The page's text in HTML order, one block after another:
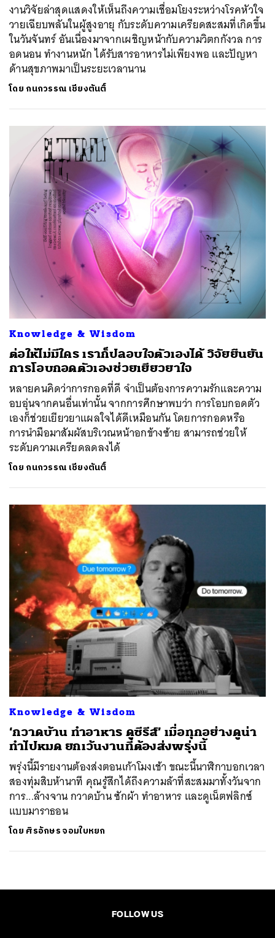
งานวิจัยล่าสุดแสดงให้เห็นถึงความเชื่อมโยงระหว่างโรคหัวใจ
วายเฉียบพลันในผู้สูงอายุ กับระดับความเครียดสะสมที่เกิดขึ้น
ในวันจันทร์ อันเนื่องมาจากเผชิญหน้ากับความวิตกกังวล การ
อดนอน ทำงานหนัก ได้รับสารอาหารไม่เพียงพอ และปัญหา
ด้านสุขภาพมาเป็นระยะเวลานาน
โดย กนกวรรณ เชียงตันติ์
Knowledge & Wisdom
ต่อให้ไม่มีใคร เราก็ปลอบใจตัวเองได้ วิจัยยืนยัน
การโอบกอดตัวเองช่วยเยียวยาใจ
หลายคนคิดว่าการกอดที่ดี จำเป็นต้องการความรักและความ
อบอุ่นจากคนอื่นเท่านั้น จากการศึกษาพบว่า การโอบกอดตัว
เองก็ช่วยเยียวยาแผลใจได้ดีเหมือนกัน โดยการกอดหรือ
การนำมือมาสัมผัสบริเวณหน้าอกข้างซ้าย สามารถช่วยให้
ระดับความเครียดลดลงได้
โดย กนกวรรณ เชียงตันติ์
Knowledge & Wisdom
‘กวาดบ้าน ทำอาหาร ดูซีรีส์’ เมื่อทุกอย่างดูน่า
ทำไปหมด ยกเว้นงานที่ต้องส่งพรุ่งนี้
พรุ่งนี้มีรายงานต้องส่งตอนเก้าโมงเช้า ขณะนี้นาฬิกาบอกเวลา
สองทุ่มสิบห้านาที คุณรู้สึกได้ถึงความล้าที่สะสมมาทั้งวันจาก
การ...ล้างจาน กวาดบ้าน ซักผ้า ทำอาหาร และดูเน็ตฟลิกซ์
แบบมาราธอน
โดย ศิรอักษร จอมใบหยก
FOLLOW US